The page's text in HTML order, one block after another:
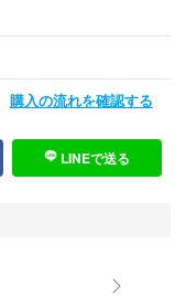
購入の流れを確認する
LINEで送る